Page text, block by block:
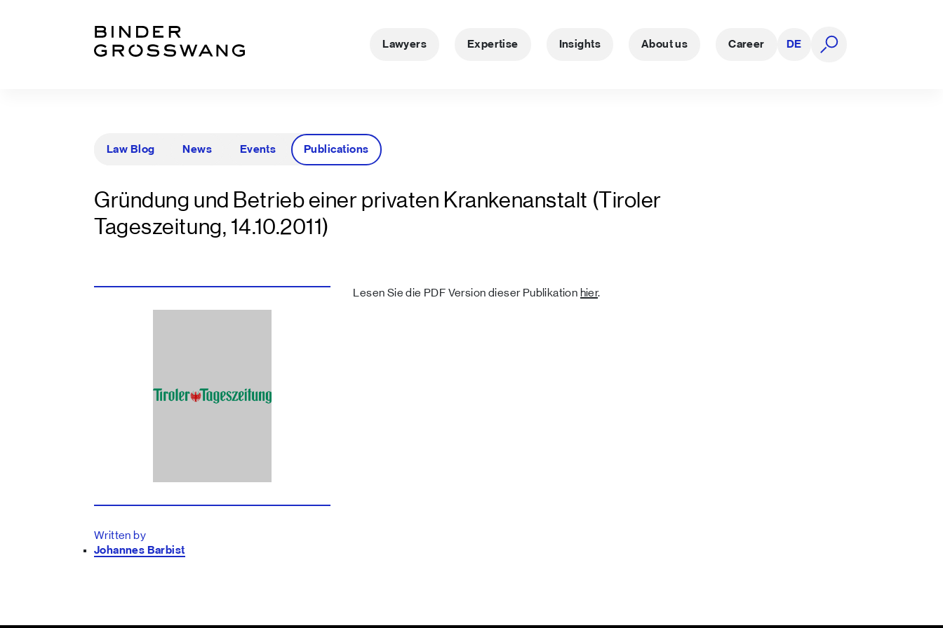
Lawyers Expertise Insights About us Career DE
Law Blog News Events Publications
Gründung und Betrieb einer privaten Krankenanstalt (Tiroler
Tageszeitung, 14.10.2011)
Written by
Johannes Barbist
Lesen Sie die PDF Version dieser Publikation hier.